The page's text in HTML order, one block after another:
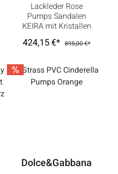
Lackleder Rose
Pumps Sandalen
KEIRA mit Kristallen
Absatz Silber Weiß
424,15 €* 895,00 €*
Dolce&Gabbana